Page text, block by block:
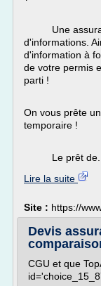
Une
d'informations.
d'information à
de votre permis
parti !
On vous prête
temporaire !
Le prêt de...
Lire la suite
Site : https://
Devis
CGU et que